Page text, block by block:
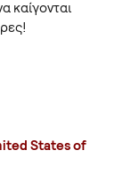
καίγονται
States of